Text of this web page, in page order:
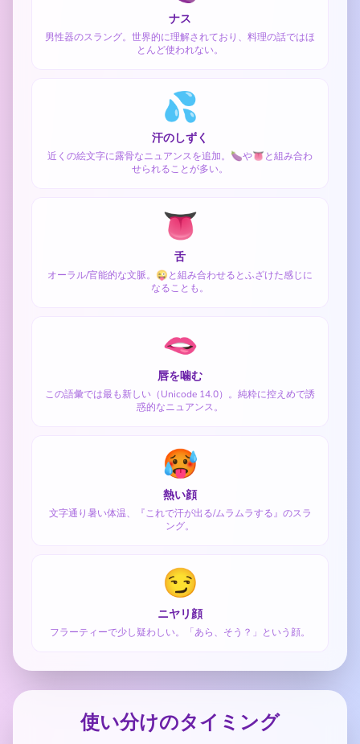
ナス
男性器のスラング。世界的に理解されており、料理の話ではほ
とんど使われない。
💦
汗のしずく
近くの絵文字に露骨なニュアンスを追加。🍆や👅と組み合わ
せられることが多い。
👅
舌
オーラル/官能的な文脈。😜と組み合わせるとふざけた感じに
なることも。
🫦
唇を噛む
この語彙では最も新しい（Unicode 14.0）。純粋に控えめで誘
惑的なニュアンス。
🥵
熱い顔
文字通り暑い体温、『これで汗が出る/ムラムラする』のスラ
ング。
😏
ニヤリ顔
フラーティーで少し疑わしい。「あら、そう？」という顔。
使い分けのタイミング